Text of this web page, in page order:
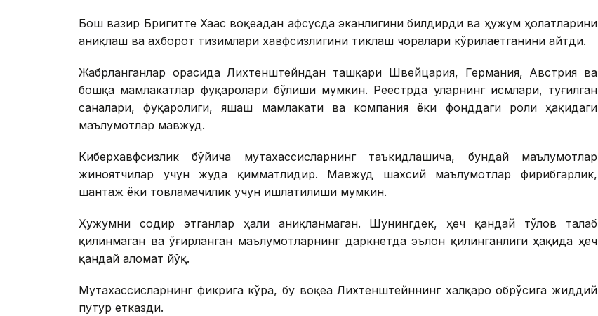
Бош вазир Бригитте Хаас воқеадан афсусда эканлигини билдирди ва ҳужум ҳолатларини
аниқлаш ва ахборот тизимлари хавфсизлигини тиклаш чоралари кўрилаётганини айтди.
Жабрланганлар орасида Лихтенштейндан ташқари Швейцария, Германия, Австрия ва
бошқа мамлакатлар фуқаролари бўлиши мумкин. Реестрда уларнинг исмлари, туғилган
саналари, фуқаролиги, яшаш мамлакати ва компания ёки фонддаги роли ҳақидаги
маълумотлар мавжуд.
Киберхавфсизлик бўйича мутахассисларнинг таъкидлашича, бундай маълумотлар
жиноятчилар учун жуда қимматлидир. Мавжуд шахсий маълумотлар фирибгарлик,
шантаж ёки товламачилик учун ишлатилиши мумкин.
Ҳужумни содир этганлар ҳали аниқланмаган. Шунингдек, ҳеч қандай тўлов талаб
қилинмаган ва ўғирланган маълумотларнинг даркнетда эълон қилинганлиги ҳақида ҳеч
қандай аломат йўқ.
Мутахассисларнинг фикрига кўра, бу воқеа Лихтенштейннинг халқаро обрўсига жиддий
путур етказди.